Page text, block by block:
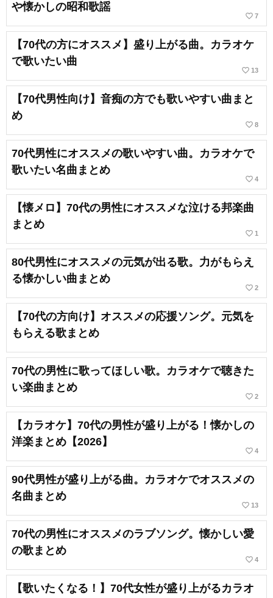
や懐かしの昭和歌謡
favorite_border 7
【70代の方にオススメ】盛り上がる曲。カラオケ
で歌いたい曲
favorite_border 13
【70代男性向け】音痴の方でも歌いやすい曲まと
め
favorite_border 8
70代男性にオススメの歌いやすい曲。カラオケで
歌いたい名曲まとめ
favorite_border 4
【懐メロ】70代の男性にオススメな泣ける邦楽曲
まとめ
favorite_border 1
80代男性にオススメの元気が出る歌。力がもらえ
る懐かしい曲まとめ
favorite_border 2
【70代の方向け】オススメの応援ソング。元気を
もらえる歌まとめ
70代の男性に歌ってほしい歌。カラオケで聴きた
い楽曲まとめ
favorite_border 2
【カラオケ】70代の男性が盛り上がる！懐かしの
洋楽まとめ【2026】
favorite_border 4
90代男性が盛り上がる曲。カラオケでオススメの
名曲まとめ
favorite_border 13
70代の男性にオススメのラブソング。懐かしい愛
の歌まとめ
favorite_border 4
【歌いたくなる！】70代女性が盛り上がるカラオ